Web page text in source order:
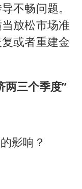
不畅问题。
放松市场准
或者重建金
两三个季度”
影响？